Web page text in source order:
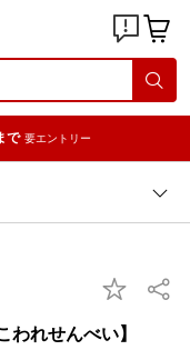
で 要エントリー
れせんべい】